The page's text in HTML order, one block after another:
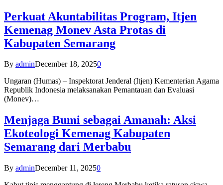
Perkuat Akuntabilitas Program, Itjen
Kemenag Monev Asta Protas di
Kabupaten Semarang
By adminDecember 18, 20250
Ungaran (Humas) – Inspektorat Jenderal (Itjen) Kementerian Agama
Republik Indonesia melaksanakan Pemantauan dan Evaluasi
(Monev)…
Menjaga Bumi sebagai Amanah: Aksi
Ekoteologi Kemenag Kabupaten
Semarang dari Merbabu
By adminDecember 11, 20250